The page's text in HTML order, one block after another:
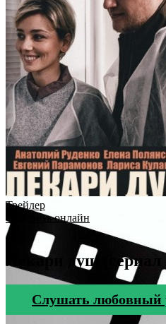
Трейлер
Смотреть онлайн
Лекари душ (сериал
Cлушать любовный